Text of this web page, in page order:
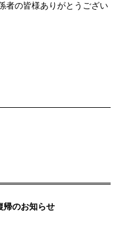
者の皆様ありがとうござい
帰のお知らせ